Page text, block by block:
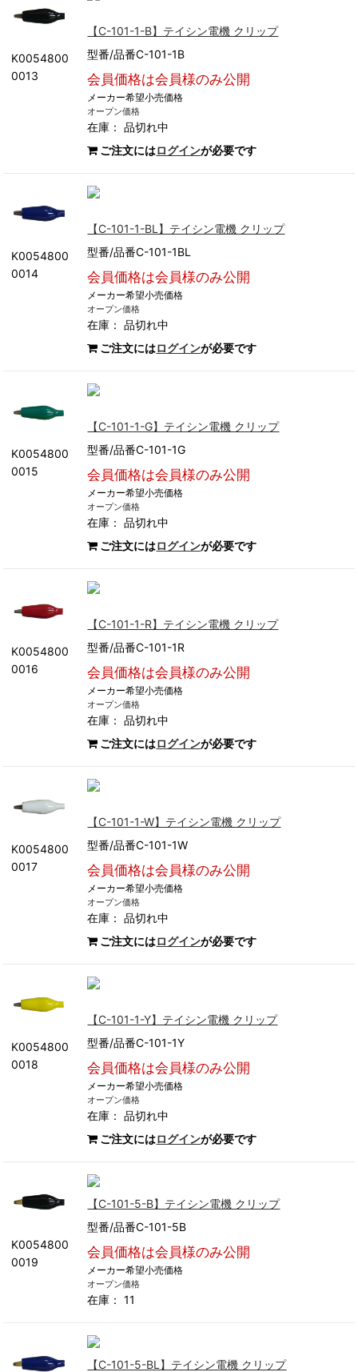
K0054800
0013
【C-101-1-B】テイシン電機 クリップ
型番/品番C-101-1B
会員価格は会員様のみ公開
メーカー希望小売価格
オープン価格
在庫：品切れ中
ご注文にはログインが必要です
K0054800
0014
【C-101-1-BL】テイシン電機 クリップ
型番/品番C-101-1BL
会員価格は会員様のみ公開
メーカー希望小売価格
オープン価格
在庫：品切れ中
ご注文にはログインが必要です
K0054800
0015
【C-101-1-G】テイシン電機 クリップ
型番/品番C-101-1G
会員価格は会員様のみ公開
メーカー希望小売価格
オープン価格
在庫：品切れ中
ご注文にはログインが必要です
K0054800
0016
【C-101-1-R】テイシン電機 クリップ
型番/品番C-101-1R
会員価格は会員様のみ公開
メーカー希望小売価格
オープン価格
在庫：品切れ中
ご注文にはログインが必要です
K0054800
0017
【C-101-1-W】テイシン電機 クリップ
型番/品番C-101-1W
会員価格は会員様のみ公開
メーカー希望小売価格
オープン価格
在庫：品切れ中
ご注文にはログインが必要です
K0054800
0018
【C-101-1-Y】テイシン電機 クリップ
型番/品番C-101-1Y
会員価格は会員様のみ公開
メーカー希望小売価格
オープン価格
在庫：品切れ中
ご注文にはログインが必要です
K0054800
0019
【C-101-5-B】テイシン電機 クリップ
型番/品番C-101-5B
会員価格は会員様のみ公開
メーカー希望小売価格
オープン価格
在庫： 11
【C-101-5-BL】テイシン電機 クリップ